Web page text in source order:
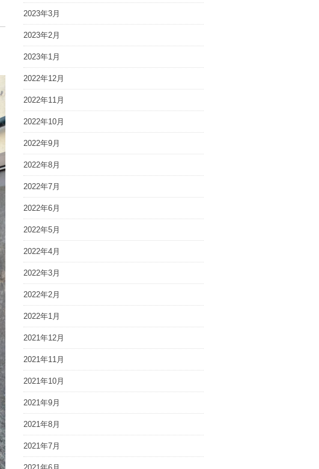
2023年3月
2023年2月
2023年1月
2022年12月
2022年11月
2022年10月
2022年9月
2022年8月
2022年7月
2022年6月
2022年5月
2022年4月
2022年3月
2022年2月
2022年1月
2021年12月
2021年11月
2021年10月
2021年9月
2021年8月
2021年7月